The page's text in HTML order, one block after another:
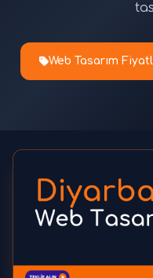
Web Tasarım